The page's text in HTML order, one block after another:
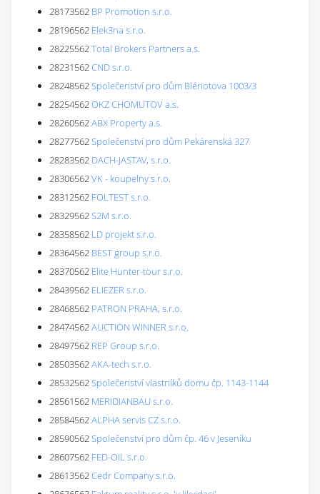
28173562 BP Promotion s.r.o.
28196562 Elek3na s.r.o.
28225562Total Brokers Partners a.s.
28231562CND s.r.o.
28248562Společenství pro dům Blériotova 1003/3
28254562OKZ CHOMUTOV a.s.
28260562ABX Property a.s.
28277562Společenství pro dům Pekárenská 327
28283562 DACH-JASTAV, s.r.o.
28306562VK - koupelny s.r.o.
28312562 FOLTEST s.r.o.
28329562S2M s.r.o.
28358562 LD projekt s.r.o.
28364562 BEST group s.r.o.
28370562 Elite Hunter-tour s.r.o.
28439562 ELIEZER s.r.o.
28468562 PATRON PRAHA, s.r.o.
28474562AUCTION WINNER s.r.o.
28497562 REP Group s.r.o.
28503562AKA-tech s.r.o.
28532562Společenství vlastníků domu čp. 1143-1144
28561562 MERIDIANBAU s.r.o.
28584562ALPHA servis CZ s.r.o.
28590562Společenství pro dům čp. 46 v Jeseníku
28607562 FED-OIL s.r.o.
28613562Cedr Company s.r.o.